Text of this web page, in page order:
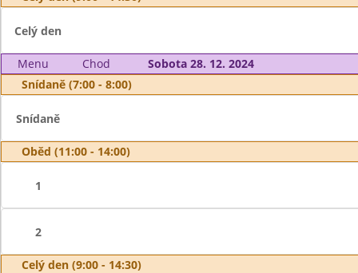
Celý den
Menu Chod
Sobota 28. 12. 2024
Snídaně (7:00 - 8:00)
Snídaně
Oběd (11:00 - 14:00)
1
2
Celý den (9:00 - 14:30)